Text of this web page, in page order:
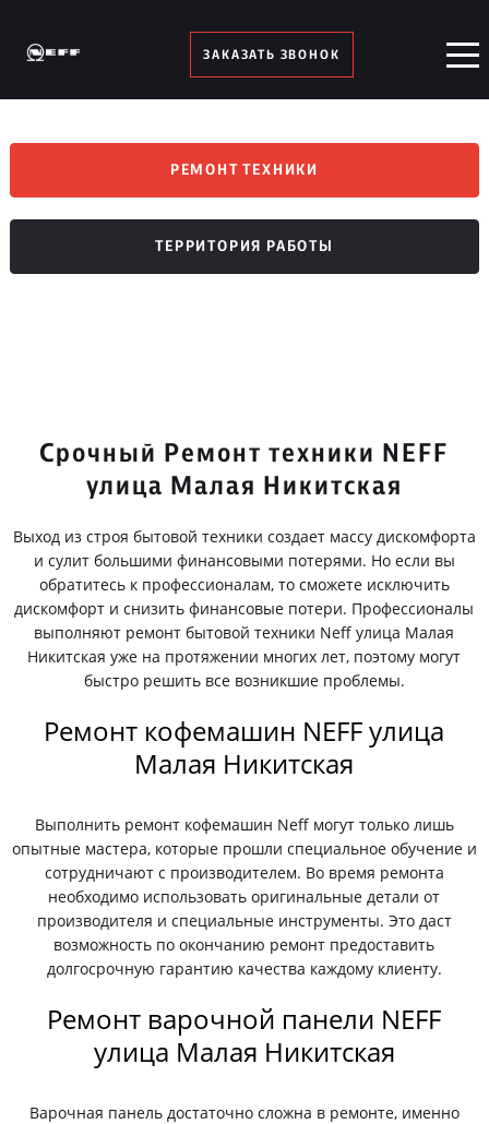
ЗАКАЗАТЬ ЗВОНОК
РЕМОНТ ТЕХНИКИ
ТЕРРИТОРИЯ РАБОТЫ
Срочный Ремонт техники NEFF
улица Малая Никитская
Выход из строя бытовой техники создает массу дискомфорта
и сулит большими финансовыми потерями. Но если вы
обратитесь к профессионалам, то сможете исключить
дискомфорт и снизить финансовые потери. Профессионалы
выполняют ремонт бытовой техники Neff улица Малая
Никитская уже на протяжении многих лет, поэтому могут
быстро решить все возникшие проблемы.
Ремонт кофемашин NEFF улица
Малая Никитская
Выполнить ремонт кофемашин Neff могут только лишь
опытные мастера, которые прошли специальное обучение и
сотрудничают с производителем. Во время ремонта
необходимо использовать оригинальные детали от
производителя и специальные инструменты. Это даст
возможность по окончанию ремонт предоставить
долгосрочную гарантию качества каждому клиенту.
Ремонт варочной панели NEFF
улица Малая Никитская
Варочная панель достаточно сложна в ремонте, именно